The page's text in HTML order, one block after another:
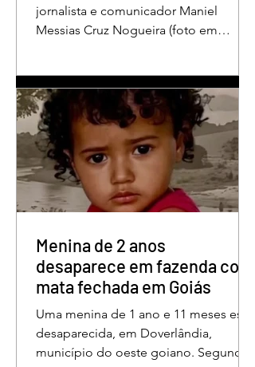
jornalista e comunicador Maniel
Messias Cruz Nogueira (foto em
pelo crime de difamação contra o ex-
prefeito de Edéia, José Wagner Neves
de Andrade. A sentença foi proferida
pelo juiz Hermes Pereira Vidigal, da
Vara Criminal da Comarca de Edéia. O
jornalista contesta a decisão e diz que
sofre perseguição. Apesar da
regime inicialmente aberto e
Menina de 2 anos
desaparece em fazenda com
mata fechada em Goiás
Uma menina de 1 ano e 11 meses está
desaparecida, em Doverlândia,
município do oeste goiano. Segundo